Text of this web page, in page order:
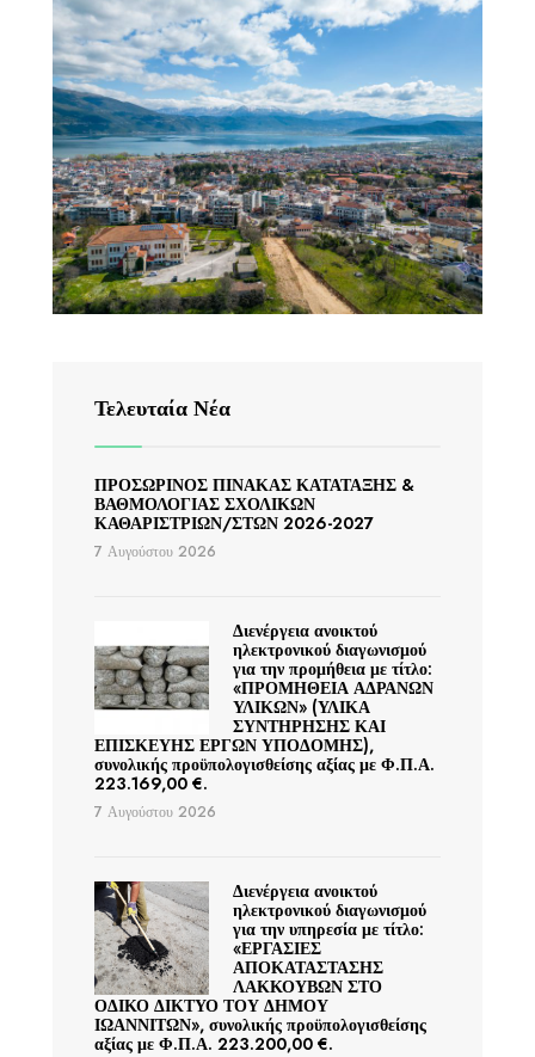
Τελευταία Νέα
ΠΡΟΣΩΡΙΝΟΣ ΠΙΝΑΚΑΣ ΚΑΤΑΤΑΞΗΣ &
ΒΑΘΜΟΛΟΓΙΑΣ ΣΧΟΛΙΚΩΝ
ΚΑΘΑΡΙΣΤΡΙΩΝ/ΣΤΩΝ 2026-2027
7 Αυγούστου 2026
Διενέργεια ανοικτού
ηλεκτρονικού διαγωνισμού
για την προμήθεια με τίτλο:
«ΠΡΟΜΗΘΕΙΑ ΑΔΡΑΝΩΝ
ΥΛΙΚΩΝ» (ΥΛΙΚΑ
ΣΥΝΤΗΡΗΣΗΣ ΚΑΙ
ΕΠΙΣΚΕΥΗΣ ΕΡΓΩΝ ΥΠΟΔΟΜΗΣ),
συνολικής προϋπολογισθείσης αξίας με Φ.Π.Α.
223.169,00 €.
7 Αυγούστου 2026
Διενέργεια ανοικτού
ηλεκτρονικού διαγωνισμού
για την υπηρεσία με τίτλο:
«ΕΡΓΑΣΙΕΣ
ΑΠΟΚΑΤΑΣΤΑΣΗΣ
ΛΑΚΚΟΥΒΩΝ ΣΤΟ
ΟΔΙΚΟ ΔΙΚΤΥΟ ΤΟΥ ΔΗΜΟΥ
ΙΩΑΝΝΙΤΩΝ», συνολικής προϋπολογισθείσης
αξίας με Φ.Π.Α. 223.200,00 €.